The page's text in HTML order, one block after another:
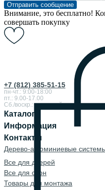
+7 (812) 385-51-15
пн-чт.: 9:00-18:00
пт.: 9.00-17.00
Сб./воскр.: выходной
Каталог
Информация
Контакты
Дерево-алюминиевые
Все для дверей
Все для окон
Товары для монтажа
Отправить сообщение
Внимание, это бесплатно!
совершать покупку